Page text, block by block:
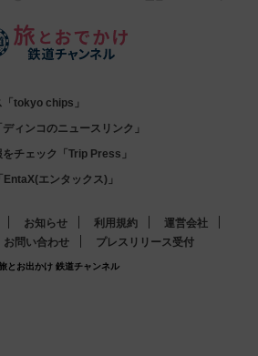
tokyo chips」
ィンコのニュースリンク」
チェック「Trip Press」
エンタックス)」
お知らせ 利用規約
運営会社
お問い合わせ プレスリリース受付
とお出かけ 鉄道チャンネル